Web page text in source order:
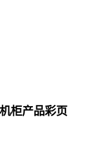
柜产品彩页